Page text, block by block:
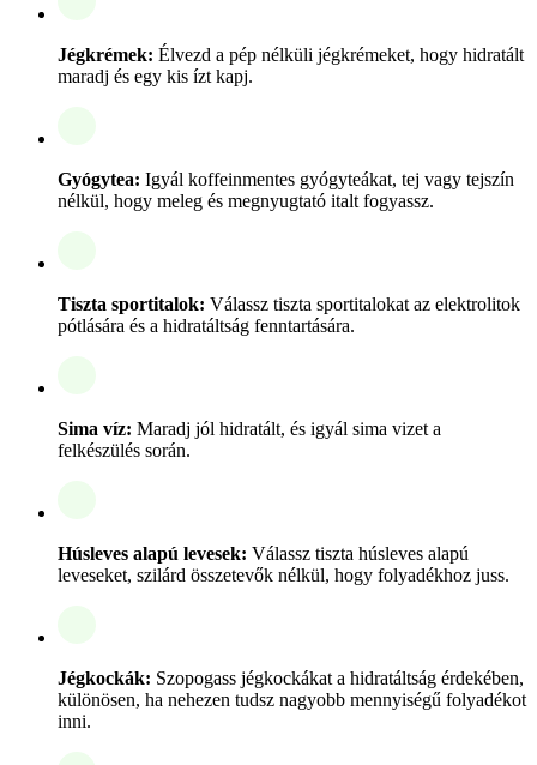
Jégkrémek: Élvezd a pép nélküli jégkrémeket, hogy hidratált
maradj és egy kis ízt kapj.
Gyógytea: Igyál koffeinmentes gyógyteákat, tej vagy tejszín
nélkül, hogy meleg és megnyugtató italt fogyassz.
Tiszta sportitalok: Válassz tiszta sportitalokat az elektrolitok
pótlására és a hidratáltság fenntartására.
Sima víz: Maradj jól hidratált, és igyál sima vizet a
felkészülés során.
Húsleves alapú levesek: Válassz tiszta húsleves alapú
leveseket, szilárd összetevők nélkül, hogy folyadékhoz juss.
Jégkockák: Szopogass jégkockákat a hidratáltság érdekében,
különösen, ha nehezen tudsz nagyobb mennyiségű folyadékot
inni.